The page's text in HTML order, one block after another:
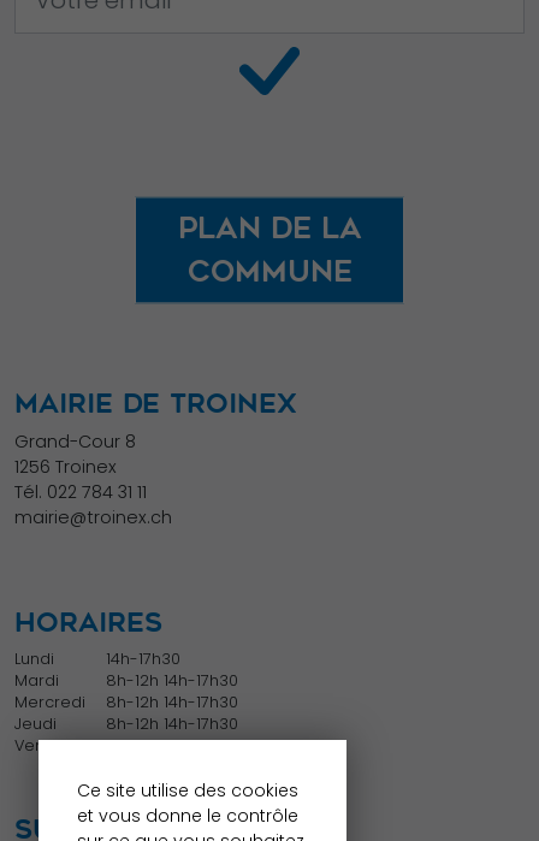
Plan de la
commune
MAIRIE DE TROINEX
Grand-Cour 8
1256 Troinex
Tél. 022 784 31 11
mairie@troinex.ch
HORAIRES
Lundi
Mardi
Mercredi
Jeudi
Vendredi
14h-17h30
8h-12h 14h-17h30
8h-12h 14h-17h30
8h-12h 14h-17h30
8h-12h
SUIVEZ NOUS
Ce site utilise des cookies
et vous donne le contrôle